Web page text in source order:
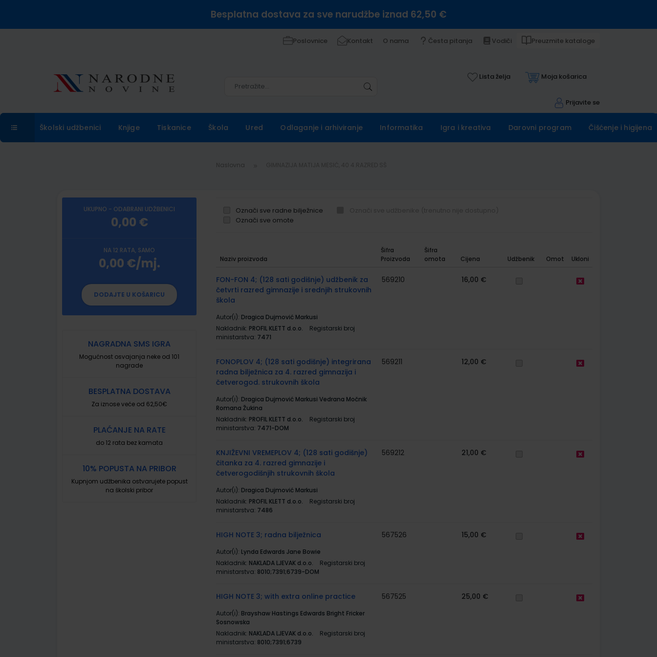
Besplatna dostava za sve narudžbe iznad 62,50 €
Poslovnice Kontakt O nama Česta pitanja Vodiči Preuzmite kataloge
Lista želja Moja košarica
Prijavite se
Školski udžbenici Knjige Tiskanice Škola Ured Odlaganje i arhiviranje Informatika Igra i kreativa Darovni program Čišćenje i higijena
Naslovna
UKUPNO - ODABRANI UDŽBENICI
0,00 €
NA 12 RATA, SAMO
0,00 €/mj.
DODAJTE U KOŠARICU
NAGRADNA SMS IGRA
Mogućnost osvajanja neke od 101
nagrade
BESPLATNA DOSTAVA
Za iznose veće od 62,50€
PLAĆANJE NA RATE
do 12 rata bez kamata
10% POPUSTA NA PRIBOR
Kupnjom udžbenika ostvarujete popust
na školski pribor
Označi sve radne bilježnice
Označi sve omote
proizvodi
Naziv proizvoda
Šifra
Proizvoda
Šifra
omota
Cijena Udžbenik Omot Ukloni
FON-FON 4; (128 sati godišnje) udžbenik za
četvrti razred gimnazije i srednjih strukovnih
škola
Autor(i): Dragica Dujmović Markusi
Nakladnik: PROFIL KLETT d.o.o.
Registarski broj
ministarstva: 7471
569210 16,00 €
FONOPLOV 4; (128 sati godišnje) integrirana
radna bilježnica za 4. razred gimnazija i
četverogod. strukovnih škola
Autor(i): Dragica Dujmović Markusi Vedrana Močnik
Romana Žukina
Nakladnik: PROFIL KLETT d.o.o.
Registarski broj
ministarstva: 7471-DOM
569211 12,00 €
KNJIŽEVNI VREMEPLOV 4; (128 sati godišnje)
čitanka za 4. razred gimnazije i
četverogodišnjih strukovnih škola
Autor(i): Dragica Dujmović Markusi
Nakladnik: PROFIL KLETT d.o.o.
Registarski broj
ministarstva: 7486
569212 21,00 €
HIGH NOTE 3; radna bilježnica
Autor(i): Lynda Edwards Jane Bowie
Nakladnik: NAKLADA LJEVAK d.o.o.
Registarski broj
ministarstva: 8010;7391;6739-DOM
567526 15,00 €
HIGH NOTE 3; with extra online practice
Autor(i): Brayshaw Hastings Edwards Bright Fricker
Sosnowska
Nakladnik: NAKLADA LJEVAK d.o.o.
Registarski broj
ministarstva: 8010;7391;6739
567525 25,00 €